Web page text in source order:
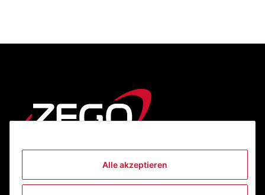
Alle akzeptieren
Informationen